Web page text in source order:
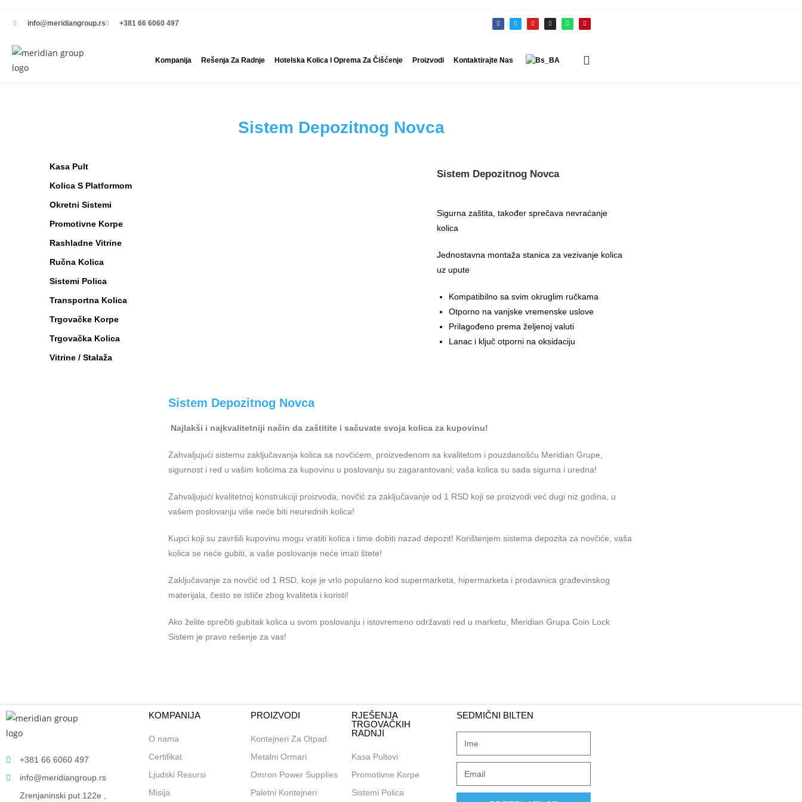
info@meridiangroup.rs +381 66 6060 497
Kompanija Rešenja Za Radnje Hotelska Kolica I Oprema Za Čišćenje Proizvodi Kontaktirajte Nas
Sistem Depozitnog Novca
Kasa Pult
Kolica S Platformom
Okretni Sistemi
Promotivne Korpe
Rashladne Vitrine
Ručna Kolica
Sistemi Polica
Transportna Kolica
Trgovačke Korpe
Trgovačka Kolica
Vitrine / Stalaža
Sistem Depozitnog Novca
Sigurna zaštita, također sprečava nevraćanje
kolica
Jednostavna montaža stanica za vezivanje kolica
uz upute
Kompatibilno sa svim okruglim ručkama
Otporno na vanjske vremenske uslove
Prilagođeno prema željenoj valuti
Lanac i ključ otporni na oksidaciju
Sistem Depozitnog Novca
Najlakši i najkvalitetniji način da zaštitite i sačuvate svoja kolica za kupovinu!
Zahvaljujući sistemu zaključavanja kolica sa novčićem, proizvedenom sa kvalitetom i pouzdanošću Meridian Grupe,
sigurnost i red u vašim kolicima za kupovinu u poslovanju su zagarantovani; vaša kolica su sada sigurna i uredna!
Zahvaljujući kvalitetnoj konstrukciji proizvoda, novčić za zaključavanje od 1 RSD koji se proizvodi već dugi niz godina, u
vašem poslovanju više neće biti neurednih kolica!
Kupci koji su završili kupovinu mogu vratiti kolica i time dobiti nazad depozit! Korištenjem sistema depozita za novčiće, vaša
kolica se neće gubiti, a vaše poslovanje neće imati štete!
Zaključavanje za novčić od 1 RSD, koje je vrlo popularno kod supermarketa, hipermarketa i prodavnica građevinskog
materijala, često se ističe zbog kvaliteta i koristi!
Ako želite sprečiti gubitak kolica u svom poslovanju i istovremeno održavati red u marketu, Meridian Grupa Coin Lock
Sistem je pravo rešenje za vas!
+381 66 6060 497
info@meridiangroup.rs
Zrenjaninski put 122e ,
KOMPANIJA
O nama
Certifikat
Ljudski Resursi
Misija
PROIZVODI
Kontejneri Za Otpad
Metalni Ormari
Omron Power Supplies
Paletni Kontejneri
RJEŠENJA
TRGOVAČKIH
RADNJI
Kasa Pultovi
Promotivne Korpe
Sistemi Polica
SEDMIČNI BILTEN